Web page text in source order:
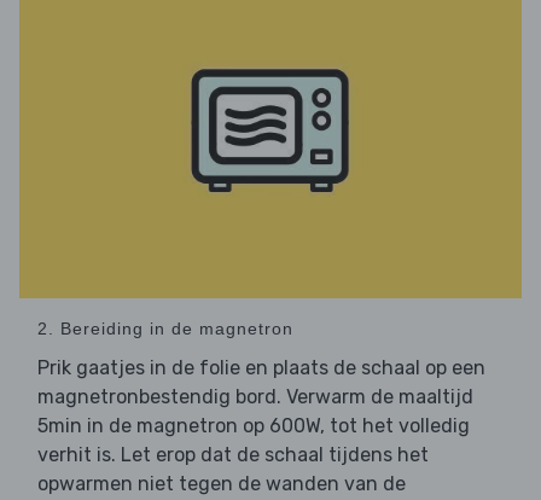
2. Bereiding in de magnetron
Prik gaatjes in de folie en plaats de schaal op een
magnetronbestendig bord. Verwarm de maaltijd
5min in de magnetron op 600W, tot het volledig
verhit is. Let erop dat de schaal tijdens het
opwarmen niet tegen de wanden van de